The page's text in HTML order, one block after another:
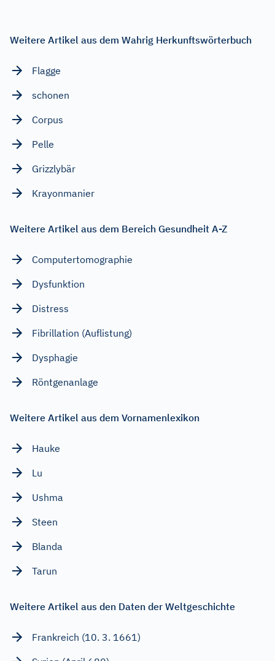
Weitere Artikel aus dem Wahrig Herkunftswörterbuch
Flagge
schonen
Corpus
Pelle
Grizzlybär
Krayonmanier
Weitere Artikel aus dem Bereich Gesundheit A-Z
Computertomographie
Dysfunktion
Distress
Fibrillation (Auflistung)
Dysphagie
Röntgenanlage
Weitere Artikel aus dem Vornamenlexikon
Hauke
Lu
Ushma
Steen
Blanda
Tarun
Weitere Artikel aus den Daten der Weltgeschichte
Frankreich (10. 3. 1661)